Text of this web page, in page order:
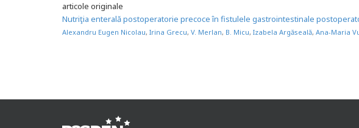
articole originale
Nutriţia enterală postoperatorie precoce în fistulele gastrointestinale
Alexandru Eugen Nicolau, Irina Grecu, V. Merlan, B. Micu, Izabela Argăseală, Ana-Maria